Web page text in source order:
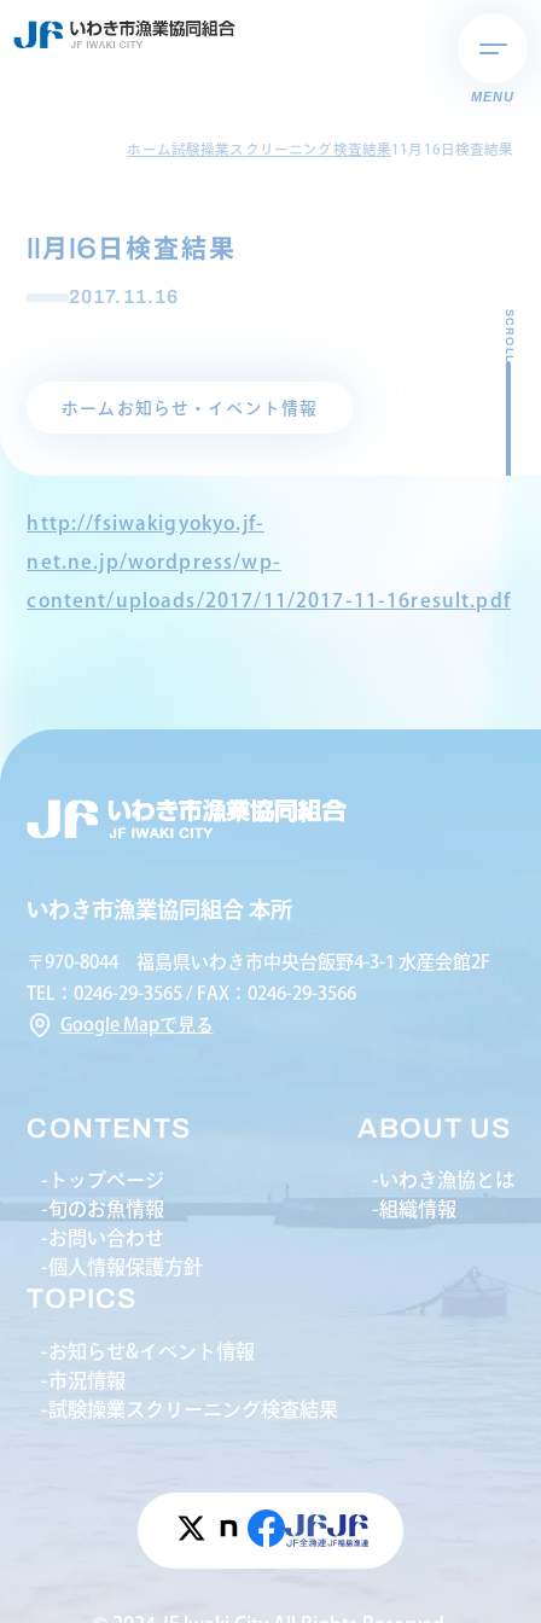
MENU
ホーム試験操業スクリーニング検査結果11月16日検査結果
11月16日検査結果
2017.11.16
ホーム お知らせ・イベント情報
SCROLL
http://fsiwakigyokyo.jf-
net.ne.jp/wordpress/wp-
content/uploads/2017/11/2017-11-16result.pdf
いわき市漁業協同組合 本所
〒970-8044 福島県いわき市中央台飯野4-3-1 水産会館2F
TEL：0246-29-3565 / FAX：0246-29-3566
Google Mapで見る
CONTENTS
トップページ
旬のお魚情報
お問い合わせ
個人情報保護方針
ABOUT US
いわき漁協とは
組織情報
TOPICS
お知らせ&イベント情報
市況情報
試験操業スクリーニング検査結果